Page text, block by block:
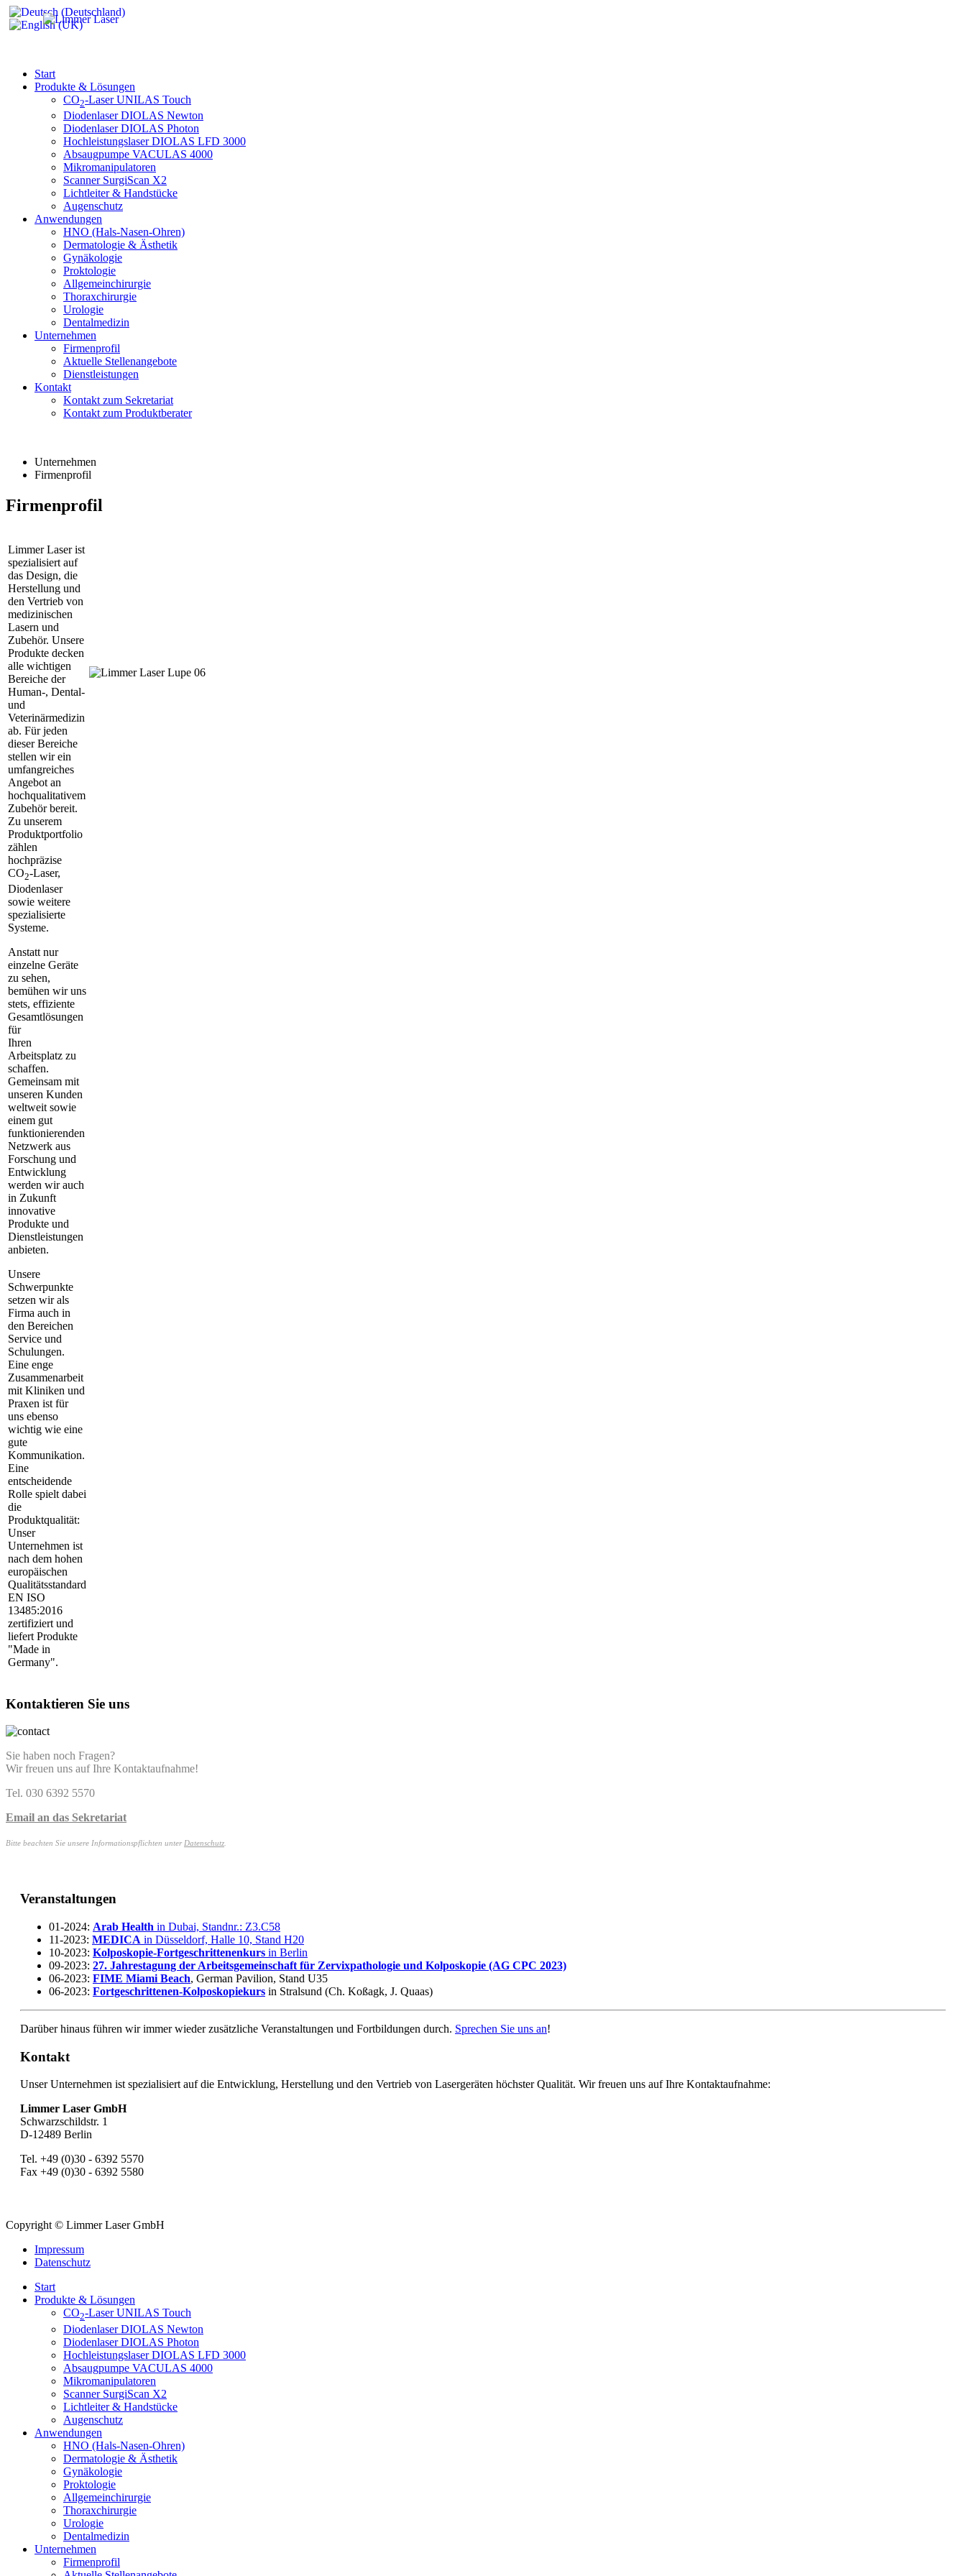
Start
Produkte & Lösungen
CO2-Laser UNILAS Touch
Diodenlaser DIOLAS Newton
Diodenlaser DIOLAS Photon
Hochleistungslaser DIOLAS LFD 3000
Absaugpumpe VACULAS 4000
Mikromanipulatoren
Scanner SurgiScan X2
Lichtleiter & Handstücke
Augenschutz
Anwendungen
HNO (Hals-Nasen-Ohren)
Dermatologie & Ästhetik
Gynäkologie
Proktologie
Allgemeinchirurgie
Thoraxchirurgie
Urologie
Dentalmedizin
Unternehmen
Firmenprofil
Aktuelle Stellenangebote
Dienstleistungen
Kontakt
Kontakt zum Sekretariat
Kontakt zum Produktberater
Unternehmen
Firmenprofil
Firmenprofil
Limmer Laser ist
spezialisiert auf
das Design, die
Herstellung und
den Vertrieb von
medizinischen
Lasern und
Zubehör. Unsere
Produkte decken
alle wichtigen
Bereiche der
Human-, Dental-
und
Veterinärmedizin
ab. Für jeden
dieser Bereiche
stellen wir ein
umfangreiches
Angebot an
hochqualitativem
Zubehör bereit.
Zu unserem
Produktportfolio
zählen
hochpräzise
CO2-Laser,
Diodenlaser
sowie weitere
spezialisierte
Systeme.
Anstatt nur
einzelne Geräte
zu sehen,
bemühen wir uns
stets, effiziente
Gesamtlösungen
für
Ihren
Arbeitsplatz zu
schaffen.
Gemeinsam mit
unseren Kunden
weltweit sowie
einem gut
funktionierenden
Netzwerk aus
Forschung und
Entwicklung
werden wir auch
in Zukunft
innovative
Produkte und
Dienstleistungen
anbieten.
Unsere
Schwerpunkte
setzen wir als
Firma auch in
den Bereichen
Service und
Schulungen.
Eine enge
Zusammenarbeit
mit Kliniken und
Praxen ist für
uns ebenso
wichtig wie eine
gute
Kommunikation.
Eine
entscheidende
Rolle spielt dabei
die
Produktqualität:
Unser
Unternehmen ist
nach dem hohen
europäischen
Qualitätsstandard
EN ISO
13485:2016
zertifiziert und
liefert Produkte
"Made in
Germany".
Kontaktieren Sie uns
Sie haben noch Fragen?
Wir freuen uns auf Ihre Kontaktaufnahme!
Tel. 030 6392 5570
Email an das Sekretariat
Bitte beachten Sie unsere Informationspflichten unterDatenschutz.
Veranstaltungen
01-2024: Arab Health in Dubai, Standnr.: Z3.C58
11-2023: MEDICA in Düsseldorf, Halle 10, Stand H20
10-2023: Kolposkopie-Fortgeschrittenenkurs in Berlin
09-2023: 27. Jahrestagung der Arbeitsgemeinschaft für Zervixpathologie und Kolposkopie (AG CPC 2023)
06-2023: FIME Miami Beach, German Pavilion, Stand U35
06-2023: Fortgeschrittenen-Kolposkopiekurs in Stralsund (Ch. Koßagk, J. Quaas)
Darüber hinaus führen wir immer wieder zusätzliche Veranstaltungen und Fortbildungen durch. Sprechen Sie uns an!
Kontakt
Unser Unternehmen ist spezialisiert auf die Entwicklung, Herstellung und den Vertrieb von Lasergeräten höchster Qualität. Wir freuen uns auf Ihre Kontaktaufnahme:
Limmer Laser GmbH
Schwarzschildstr. 1
D-12489 Berlin
Tel. +49 (0)30 - 6392 5570
Fax +49 (0)30 - 6392 5580
Copyright © Limmer Laser GmbH
Impressum
Datenschutz
Start
Produkte & Lösungen
CO2-Laser UNILAS Touch
Diodenlaser DIOLAS Newton
Diodenlaser DIOLAS Photon
Hochleistungslaser DIOLAS LFD 3000
Absaugpumpe VACULAS 4000
Mikromanipulatoren
Scanner SurgiScan X2
Lichtleiter & Handstücke
Augenschutz
Anwendungen
HNO (Hals-Nasen-Ohren)
Dermatologie & Ästhetik
Gynäkologie
Proktologie
Allgemeinchirurgie
Thoraxchirurgie
Urologie
Dentalmedizin
Unternehmen
Firmenprofil